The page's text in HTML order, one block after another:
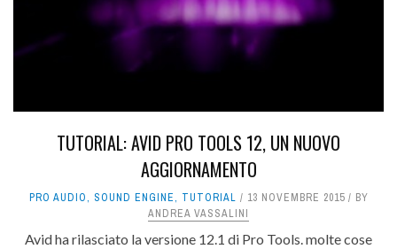
TUTORIAL: AVID PRO TOOLS 12, UN NUOVO
AGGIORNAMENTO
PRO AUDIO, SOUND ENGINE, TUTORIAL 13 NOVEMBRE 2015
BY
ANDREA VASSALINI
Avid ha rilasciato la versione 12.1 di Pro Tools. molte cose